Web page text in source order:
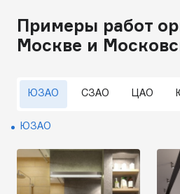
Примеры работ
Москве и
ЮЗАО СЗАО ЦАО
ЮЗАО